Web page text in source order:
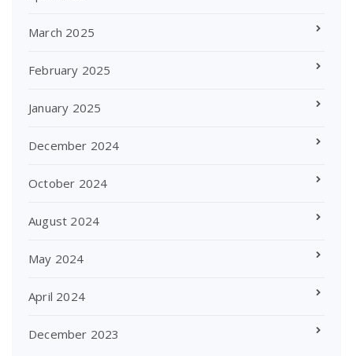
March 2025
February 2025
January 2025
December 2024
October 2024
August 2024
May 2024
April 2024
December 2023